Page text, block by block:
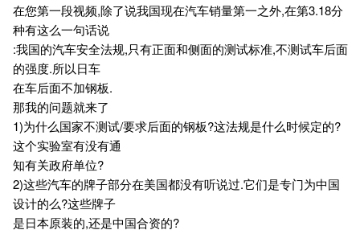
在您第一段视频,除了说我国现在汽车销量第一之外,在第3.18分
种有这么一句话说
:我国的汽车安全法规,只有正面和侧面的测试标准,不测试车后面
的强度.所以日车
在车后面不加钢板.
那我的问题就来了
1)为什么国家不测试/要求后面的钢板?这法规是什么时候定的?
这个实验室有没有通
知有关政府单位?
2)这些汽车的牌子部分在美国都没有听说过.它们是专门为中国
设计的么?这些牌子
是日本原装的,还是中国合资的?